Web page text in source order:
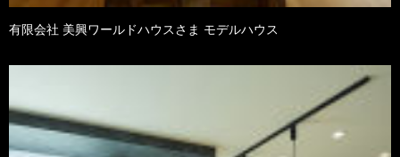
有限会社 美興ワールドハウスさま モデルハウス